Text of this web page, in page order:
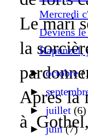
Le mari
la
Après la
à
Mercredi
Deviens
Rapunzel,
►octobre
►
►juillet (6)
►juin (7)